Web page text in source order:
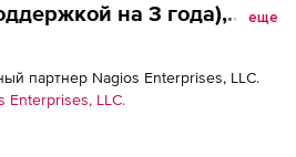
на 3 года),
еще
партнер Nagios Enterprises, LLC.
Enterprises, LLC.